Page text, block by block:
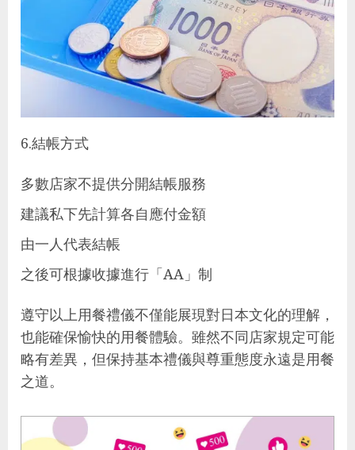
6.結帳方式
多數店家不提供分開結帳服務
建議私下先計算各自應付金額
由一人代表結帳
之後可根據收據進行「AA」制
遵守以上用餐禮儀不僅能展現對日本文化的理解，
也能確保愉快的用餐體驗。雖然不同店家規定可能
略有差異，但保持基本禮儀與尊重態度永遠是用餐
之道。